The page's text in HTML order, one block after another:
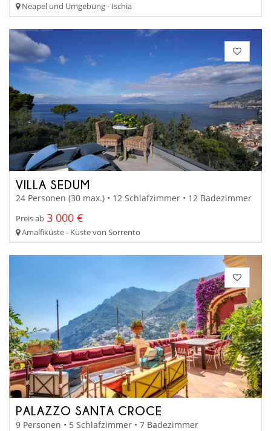
Neapel und Umgebung - Ischia
VILLA SEDUM
24 Personen (30 max.) • 12 Schlafzimmer • 12 Badezimmer
Preis ab 3 000 €
Amalfiküste - Küste von Sorrento
PALAZZO SANTA CROCE
9 Personen • 5 Schlafzimmer • 7 Badezimmer